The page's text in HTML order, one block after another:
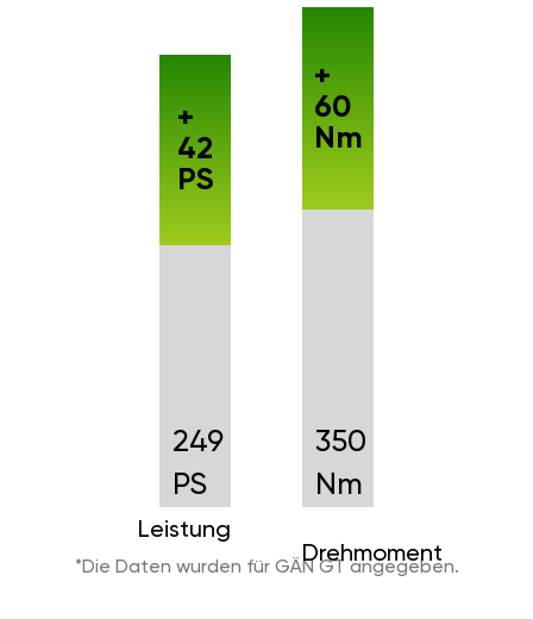
249
PS
Leistung
+
42
PS
350
Nm
Drehmoment
+
60
Nm
*Die Daten wurden für GÄN GT angegeben.